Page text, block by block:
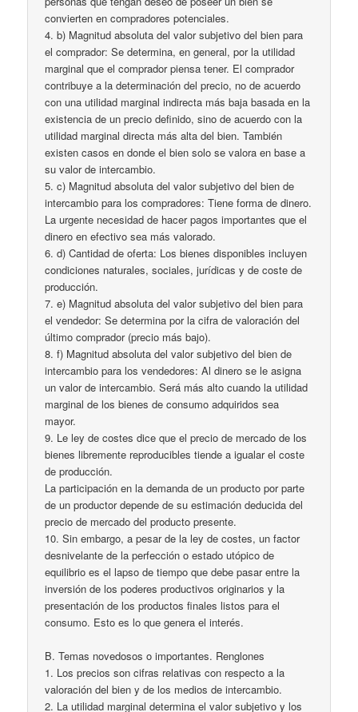
convierten en compradores potenciales.
4. b) Magnitud absoluta del valor subjetivo del bien para
el comprador: Se determina, en general, por la utilidad
marginal que el comprador piensa tener. El comprador
contribuye a la determinación del precio, no de acuerdo
con una utilidad marginal indirecta más baja basada en la
existencia de un precio definido, sino de acuerdo con la
utilidad marginal directa más alta del bien. También
existen casos en donde el bien solo se valora en base a
su valor de intercambio.
5. c) Magnitud absoluta del valor subjetivo del bien de
intercambio para los compradores: Tiene forma de dinero.
La urgente necesidad de hacer pagos importantes que el
dinero en efectivo sea más valorado.
6. d) Cantidad de oferta: Los bienes disponibles incluyen
condiciones naturales, sociales, jurídicas y de coste de
producción.
7. e) Magnitud absoluta del valor subjetivo del bien para
el vendedor: Se determina por la cifra de valoración del
último comprador (precio más bajo).
8. f) Magnitud absoluta del valor subjetivo del bien de
intercambio para los vendedores: Al dinero se le asigna
un valor de intercambio. Será más alto cuando la utilidad
marginal de los bienes de consumo adquiridos sea
mayor.
9. Le ley de costes dice que el precio de mercado de los
bienes libremente reproducibles tiende a igualar el coste
de producción.
La participación en la demanda de un producto por parte
de un productor depende de su estimación deducida del
precio de mercado del producto presente.
10. Sin embargo, a pesar de la ley de costes, un factor
desnivelante de la perfección o estado utópico de
equilibrio es el lapso de tiempo que debe pasar entre la
inversión de los poderes productivos originarios y la
presentación de los productos finales listos para el
consumo. Esto es lo que genera el interés.
B. Temas novedosos o importantes. Renglones
1. Los precios son cifras relativas con respecto a la
valoración del bien y de los medios de intercambio.
2. La utilidad marginal determina el valor subjetivo y los